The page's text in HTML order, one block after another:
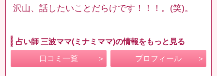
沢山、話したいことだらけです！！！。(笑)。
占い師 三波ママ(ミナミママ)の情報をもっと見る
口コミ一覧 プロフィール